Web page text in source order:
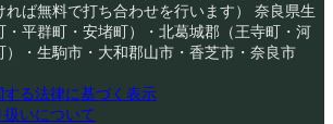
れば無料で打ち合わせを行います） 奈良県生
・平群町・安堵町）・北葛城郡（王寺町・河
）・生駒市・大和郡山市・香芝市・奈良市
る法律に基づく表示
いについて